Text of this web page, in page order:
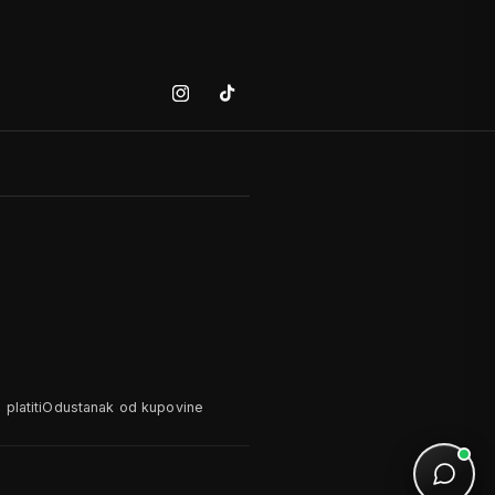
InstagramTiktok
platitiOdustanak od kupovine